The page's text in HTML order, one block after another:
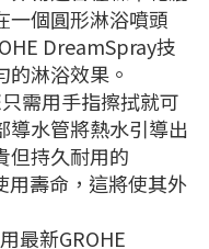
一個圓形淋浴噴頭
DreamSpray技
淋浴效果。
需用手指擦拭就可
導水管將熱水引導出
但持久耐用的
用壽命，這將使其外
最新GROHE